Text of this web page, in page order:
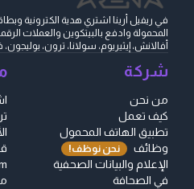
في ريفيل أرينا اشتري هدية الكترونية
المحمولة وادفع بالبيتكوين والعملات
أفالانش، إيثيريوم، سولانا، ترون،
شركة
من نحن
كيف تعمل
تطبيق الهاتف المحمول
وظائف
نحن نوظف!
الإعلام والبيانات الصحفية
في الصحافة